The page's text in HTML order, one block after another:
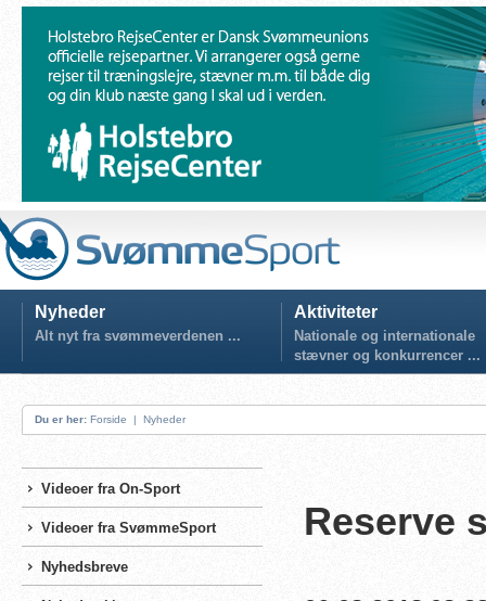
Nyheder
Alt nyt fra svømmeverdenen ...
Aktiviteter
Nationale og internationale
stævner og konkurrencer ...
Du er her: Forside | Nyheder
Videoer fra On-Sport
Videoer fra SvømmeSport
Nyhedsbreve
Reserve